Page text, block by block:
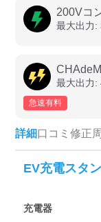
充電器の種類
急速充電器
認証システム
EV充電エネ
三菱ディー
200Vコ
最大出力:
最大出力:
急速有料
詳細口コミ 修正
EV充電スタ
充電器